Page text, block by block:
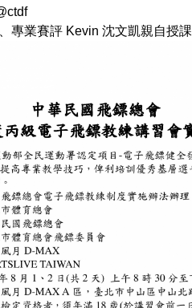
專業賽評 Kevin 沈文凱親自授課